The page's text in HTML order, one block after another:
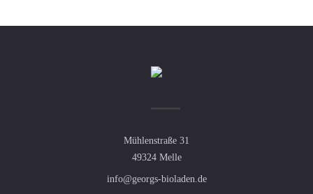
Mühlenstraße 31
49324 Melle
info@georgs-bioladen.de